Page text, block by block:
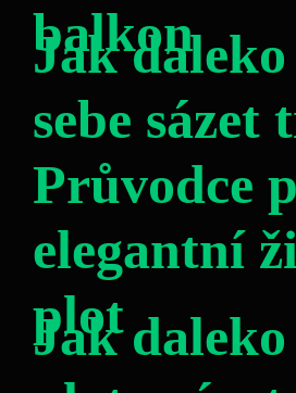
balkon
Jak
sebe sázet
Průvodce
elegantní
plot
Jak